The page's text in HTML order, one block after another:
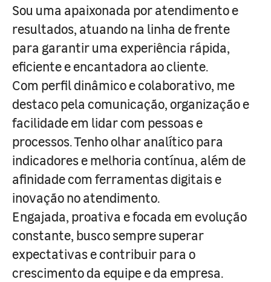
Sou uma apaixonada por atendimento e
resultados, atuando na linha de frente
para garantir uma experiência rápida,
eficiente e encantadora ao cliente.
Com perfil dinâmico e colaborativo, me
destaco pela comunicação, organização e
facilidade em lidar com pessoas e
processos. Tenho olhar analítico para
indicadores e melhoria contínua, além de
afinidade com ferramentas digitais e
inovação no atendimento.
Engajada, proativa e focada em evolução
constante, busco sempre superar
expectativas e contribuir para o
crescimento da equipe e da empresa.